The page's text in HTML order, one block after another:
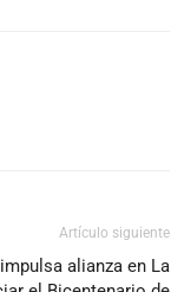
Artículo siguiente
alianza en La